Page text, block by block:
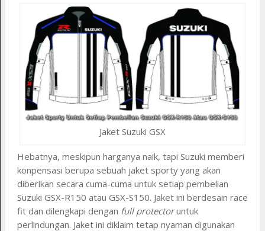
Jaket Suzuki GSX
Hebatnya, meskipun harganya naik, tapi Suzuki memberi
konpensasi berupa sebuah jaket sporty yang akan
diberikan secara cuma-cuma untuk setiap pembelian
Suzuki GSX-R150 atau GSX-S150. Jaket ini berdesain race
fit dan dilengkapi dengan full protectoruntuk
perlindungan. Jaket ini diklaim tetap nyaman digunakan